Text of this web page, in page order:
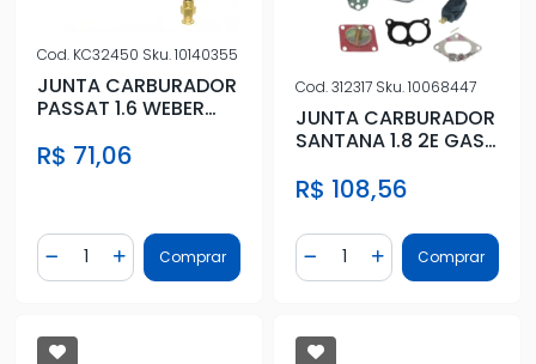
Cod. KC32450 Sku.10140355
JUNTA CARBURADOR
PASSAT 1.6 WEBER
R$ 71,06
Diminuir Quantidade
Quantidade
Adicionar Quantidade
Comprar
Cod.312317 Sku.10068447
JUNTA CARBURADOR
SANTANA 1.8 2E GAS
R$ 108,56
Diminuir Quantidade
Quantidade
AdicionarComprar